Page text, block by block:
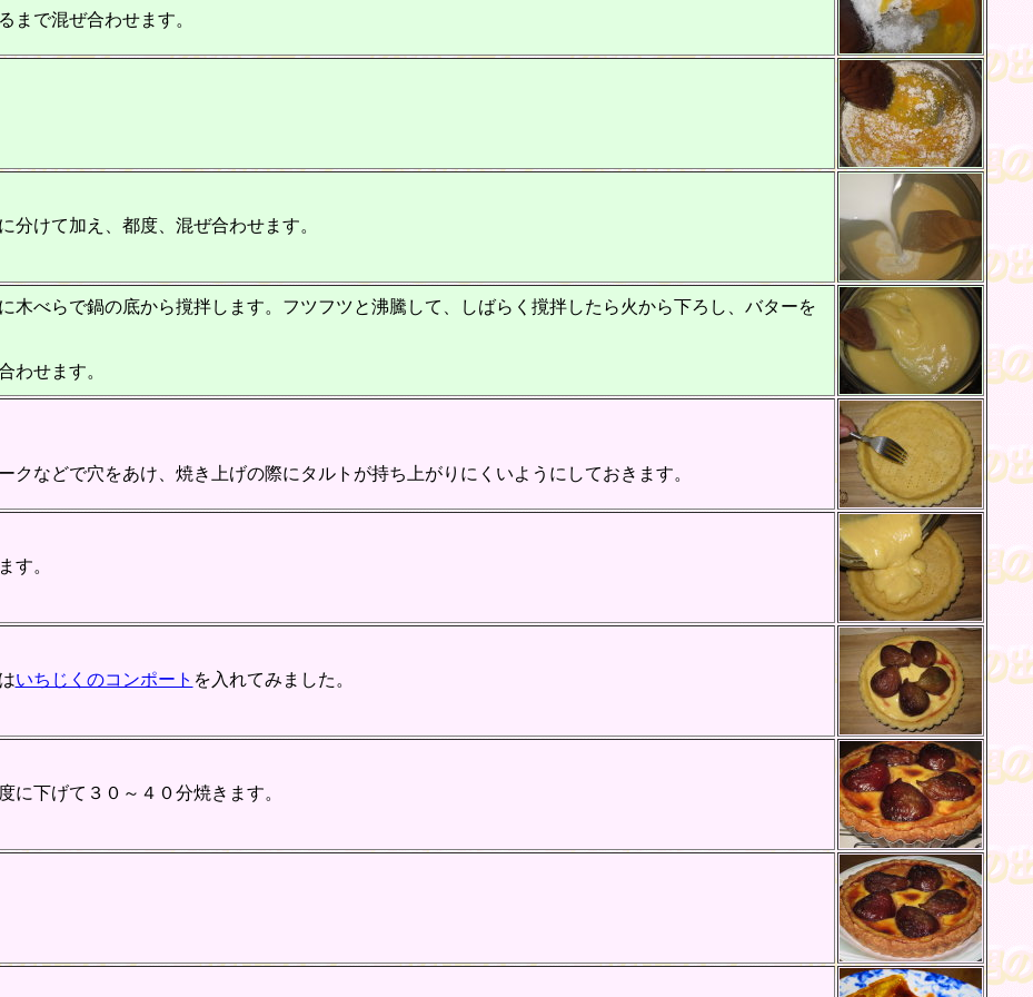
で混ぜ合わせます。
けて加え、都度、混ぜ合わせます。
べらで鍋の底から撹拌します。フツフツと沸騰して、しばらく撹拌したら火から下ろし、バターを
わせます。
などで穴をあけ、焼き上げの際にタルトが持ち上がりにくいようにしておきます。
す。
いちじくのコンポート を入れてみました。
下げて３０～４０分焼きます。